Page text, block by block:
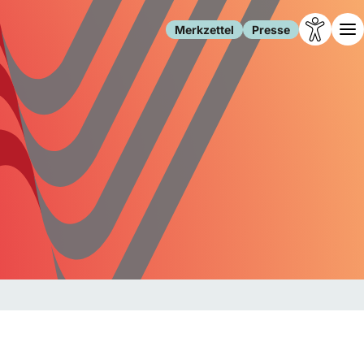
Merkzettel Presse
Leben
Familie
Freizeit
Gesundheit
Internet
Gesellschaft
Forschung
Migration
Polizei